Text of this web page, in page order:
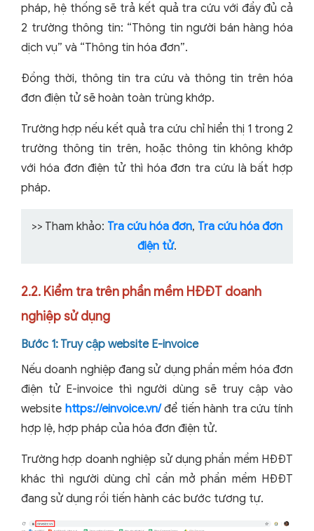
pháp, hệ thống sẽ trả kết quả tra cứu với đầy đủ cả
2 trường thông tin: “Thông tin người bán hàng hóa
dịch vụ” và “Thông tin hóa đơn”.
Đồng thời, thông tin tra cứu và thông tin trên hóa
đơn điện tử sẽ hoàn toàn trùng khớp.
Trường hợp nếu kết quả tra cứu chỉ hiển thị 1 trong 2
trường thông tin trên, hoặc thông tin không khớp
với hóa đơn điện tử thì hóa đơn tra cứu là bất hợp
pháp.
>> Tham khảo: Tra cứu hóa đơn, Tra cứu hóa đơn
điện tử.
2.2. Kiểm tra trên phần mềm HĐĐT doanh
nghiệp sử dụng
Bước 1: Truy cập website E-invoice
Nếu doanh nghiệp đang sử dụng phần mềm hóa đơn
điện tử E-invoice thì người dùng sẽ truy cập vào
website https://einvoice.vn/để tiến hành tra cứu tính
hợp lệ, hợp pháp của hóa đơn điện tử.
Trường hợp doanh nghiệp sử dụng phần mềm HĐĐT
khác thì người dùng chỉ cần mở phần mềm HĐĐT
đang sử dụng rồi tiến hành các bước tương tự.